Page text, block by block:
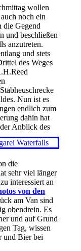
wollen
noch ein
die Gegend
und beschließen
anzutreten.
und stets
des Weges
Nun ist es
endlich zum
dahin hat
Anblick des
die
sehr viel länger
interessiert an
von den
am Van sind
obendrein. Es
und auf Grund
Tag, wissen
und Bier bei